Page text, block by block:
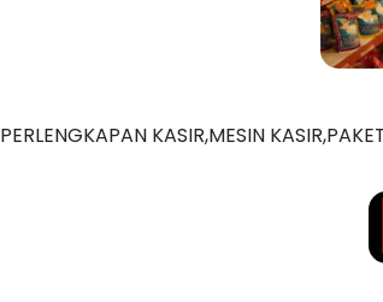
PERLENGKAPAN KASIR,MESIN